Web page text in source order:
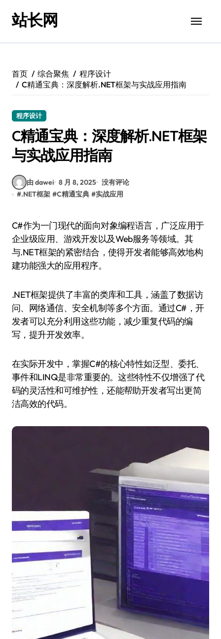
站长网
首页 综合聚焦
程序设计
C精通宝典：深度解析.NET框架与实战应用指南
程序设计
C精通宝典：深度解析.NET框架
与实战应用指南
由 dawei 8 月 8, 2025 没有评论
#.NET框架 #C精通宝典 #实战应用
C#作为一门现代的面向对象编程语言，广泛应用于
企业级应用、游戏开发以及Web服务等领域。其
与.NET框架的紧密结合，使得开发者能够高效地构
建功能强大的应用程序。
.NET框架提供了丰富的类库和工具，涵盖了数据访
问、网络通信、安全机制等多个方面。通过C#，开
发者可以充分利用这些功能，减少重复代码的编
写，提升开发效率。
在实际开发中，掌握C#的核心特性如泛型、委托、
事件和LINQ是非常重要的。这些特性不仅增强了代
码的灵活性和可维护性，还能帮助开发者写出更简
洁高效的代码。